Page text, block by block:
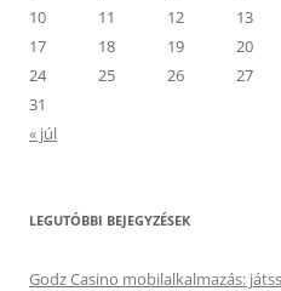
10
11 12 13
17
18 19 20
24
25 26 27
31
« júl
LEGUTÓBBI BEJEGYZÉSEK
Godz Casino mobilalkalmazás: